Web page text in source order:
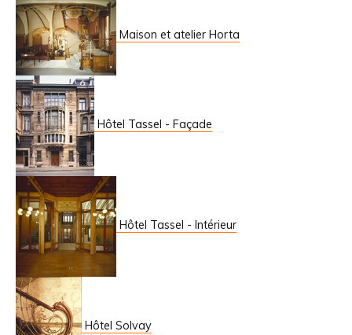
Maison et atelier Horta
Hôtel Tassel - Façade
Hôtel Tassel - Intérieur
Hôtel Solvay